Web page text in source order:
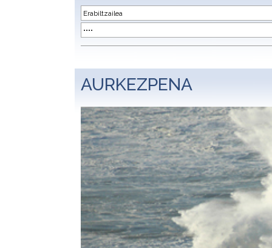
AURKEZPENA